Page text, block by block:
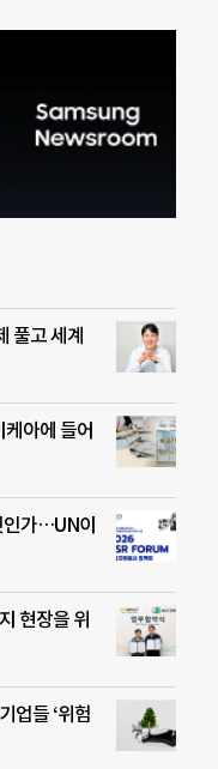
풀고 세계
아에 들어
인가…UN이
현장을 위
업들 ‘위험